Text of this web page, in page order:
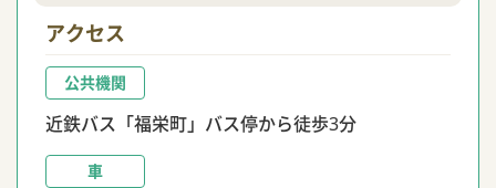
アクセス
公共機関
近鉄バス「福栄町」バス停から徒歩3分
車